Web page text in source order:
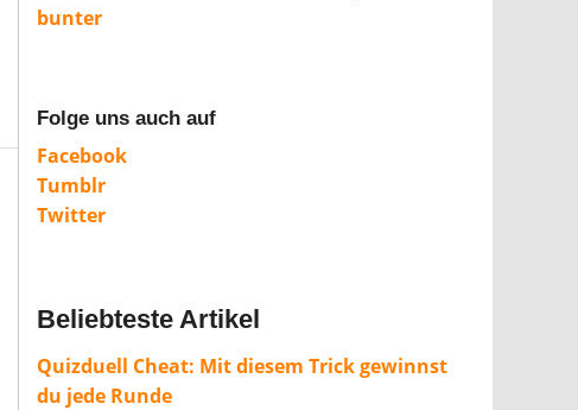
bunter
Folge uns auch auf
Facebook
Tumblr
Twitter
Beliebteste Artikel
Quizduell Cheat: Mit diesem Trick gewinnst
du jede Runde